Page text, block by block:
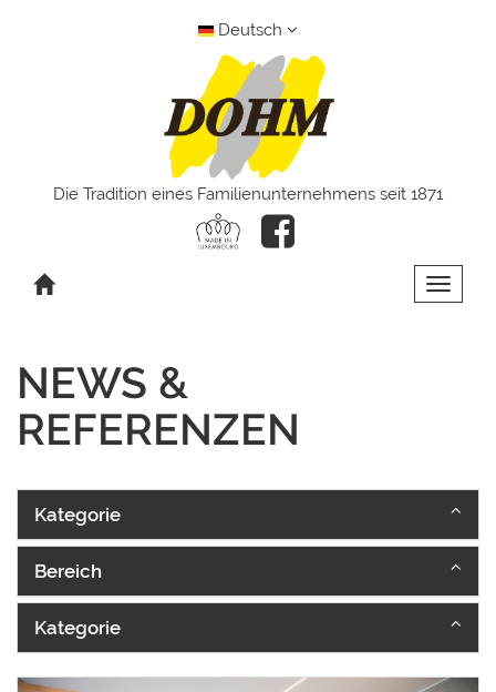
Deutsch
Die Tradition eines Familienunternehmens seit 1871
Toggle
NEWS &
REFERENZEN
Kategorie
Bereich
Kategorie